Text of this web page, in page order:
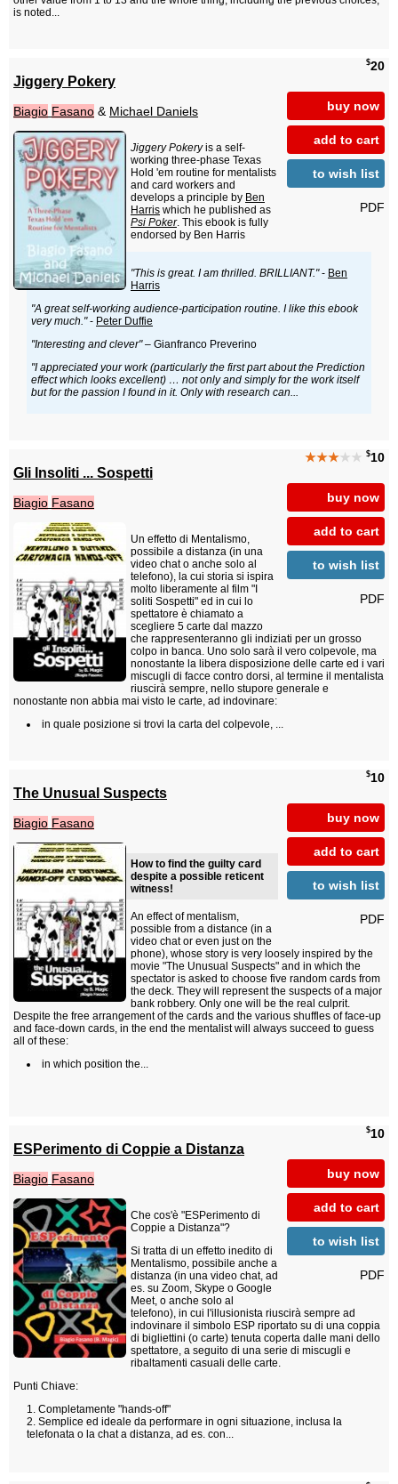
is noted...
$20
buy now
add to cart
to wish list
PDF
Jiggery Pokery
Biagio Fasano & Michael Daniels
Jiggery Pokeryis a self-
working three-phase Texas
Hold 'em routine for mentalists
and card workers and
develops a principle by Ben
Harris which he published as
Psi Poker. This ebook is fully
endorsed by Ben Harris
"This is great. I am thrilled. BRILLIANT."- Ben
Harris
"A great self-working audience-participation routine. I like this ebook
very much."- Peter Duffie
"Interesting and clever"– Gianfranco Preverino
"I appreciated your work (particularly the first part about the Prediction
effect which looks excellent) … not only and simply for the work itself
but for the passion I found in it. Only with research can...
★★★★★ $10
buy now
add to cart
to wish list
PDF
Gli Insoliti ... Sospetti
Biagio Fasano
Un effetto di Mentalismo,
possibile a distanza (in una
video chat o anche solo al
telefono), la cui storia si ispira
molto liberamente al film "I
soliti Sospetti" ed in cui lo
spettatore è chiamato a
scegliere 5 carte dal mazzo
che rappresenteranno gli indiziati per un grosso
colpo in banca. Uno solo sarà il vero colpevole, ma
nonostante la libera disposizione delle carte ed i vari
miscugli di facce contro dorsi, al termine il mentalista
riuscirà sempre, nello stupore generale e
nonostante non abbia mai visto le carte, ad indovinare:
in quale posizione si trovi la carta del colpevole, ...
$10
buy now
add to cart
to wish list
PDF
The Unusual Suspects
Biagio Fasano
How to find the guilty card
despite a possible reticent
witness!
An effect of mentalism,
possible from a distance (in a
video chat or even just on the
phone), whose story is very loosely inspired by the
movie "The Unusual Suspects" and in which the
spectator is asked to choose five random cards from
the deck. They will represent the suspects of a major
bank robbery. Only one will be the real culprit.
Despite the free arrangement of the cards and the various shuffles of face-up
and face-down cards, in the end the mentalist will always succeed to guess
all of these:
in which position the...
$10
buy now
add to cart
to wish list
PDF
ESPerimento di Coppie a Distanza
Biagio Fasano
Che cos'è "ESPerimento di
Coppie a Distanza"?
Si tratta di un effetto inedito di
Mentalismo, possibile anche a
distanza (in una video chat, ad
es. su Zoom, Skype o Google
Meet, o anche solo al
telefono), in cui l'illusionista riuscirà sempre ad
indovinare il simbolo ESP riportato su di una coppia
di bigliettini (o carte) tenuta coperta dalle mani dello
spettatore, a seguito di una serie di miscugli e
ribaltamenti casuali delle carte.
Punti Chiave:
Completamente "hands-off"
Semplice ed ideale da performare in ogni situazione, inclusa la
telefonata o la chat a distanza, ad es. con...